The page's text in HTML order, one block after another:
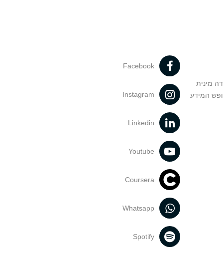
מינית
המידע
Facebook
Instagram
Linkedin
Youtube
Coursera
Whatsapp
Spotify